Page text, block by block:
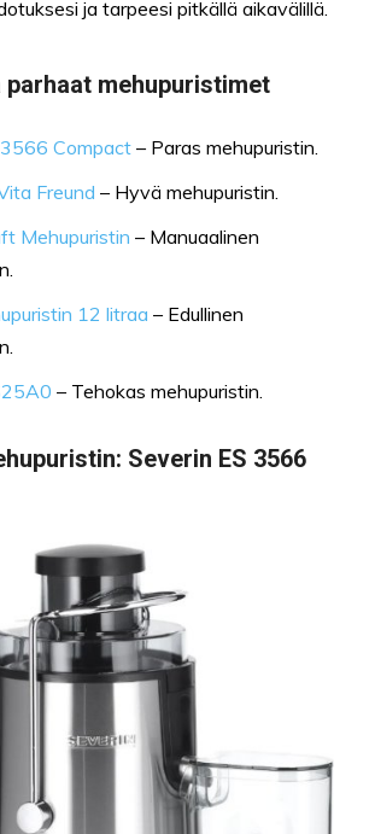
ja tarpeesi pitkällä aikavälillä.
mehupuristimet
Compact – Paras mehupuristin.
Freund – Hyvä mehupuristin.
Mehupuristin – Manuaalinen
12 litraa – Edullinen
– Tehokas mehupuristin.
Severin ES 3566